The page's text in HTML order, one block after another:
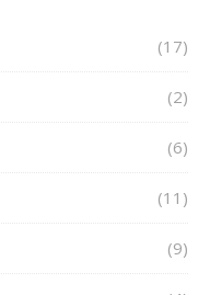
(17)
(2)
(6)
(11)
(9)